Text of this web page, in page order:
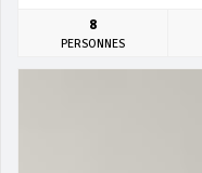
8
PERSONNES